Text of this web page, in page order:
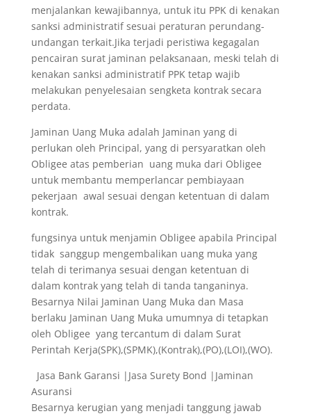
menjalankan kewajibannya, untuk itu PPK di kenakan
sanksi administratif sesuai peraturan perundang-
undangan terkait.Jika terjadi peristiwa kegagalan
pencairan surat jaminan pelaksanaan, meski telah di
kenakan sanksi administratif PPK tetap wajib
melakukan penyelesaian sengketa kontrak secara
perdata.
Jaminan Uang Muka adalah Jaminan yang di
perlukan oleh Principal, yang di persyaratkan oleh
Obligee atas pemberian uang muka dari Obligee
untuk membantu memperlancar pembiayaan
pekerjaan awal sesuai dengan ketentuan di dalam
kontrak.
fungsinya untuk menjamin Obligee apabila Principal
tidak sanggup mengembalikan uang muka yang
telah di terimanya sesuai dengan ketentuan di
dalam kontrak yang telah di tanda tanganinya.
Besarnya Nilai Jaminan Uang Muka dan Masa
berlaku Jaminan Uang Muka umumnya di tetapkan
oleh Obligee yang tercantum di dalam Surat
Perintah Kerja(SPK),(SPMK),(Kontrak),(PO),(LOI),(WO).
Jasa Bank Garansi |Jasa Surety Bond |Jaminan
Asuransi
Besarnya kerugian yang menjadi tanggung jawab